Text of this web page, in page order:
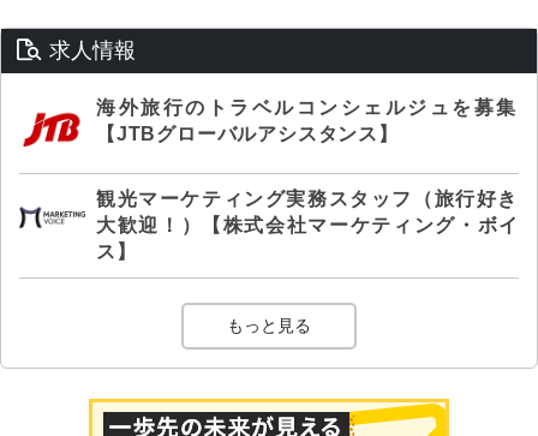
求人情報
海外旅行のトラベルコンシェルジュを募集
【JTBグローバルアシスタンス】
観光マーケティング実務スタッフ（旅行好き
大歓迎！）【株式会社マーケティング・ボイ
ス】
もっと見る